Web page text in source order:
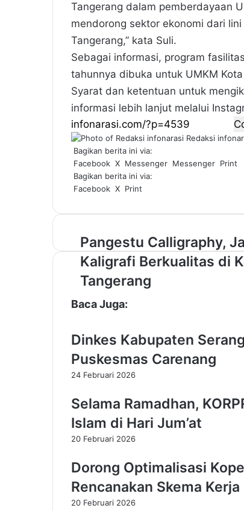
Tangerang dalam pemberdayaan
mendorong sektor ekonomi dari
Tangerang,” kata Suli.
Sebagai informasi, program
tahunnya dibuka untuk UMKM
Syarat dan ketentuan untuk
informasi lebih lanjut melalui
Redaksi
Bagikan berita ini via:
Facebook X Messenger Messenger Print
Bagikan berita ini via:
Facebook X Print
P
a
n
g
s
C
l
l
g
a
p
y
J
a
Pangestu Calligraphy,
Kaligrafi Berkualitas di
Tangerang
Baca Juga:
Dinkes Kabupaten
Puskesmas Carenang
24 Februari 2026
Selama Ramadhan,
Islam di Hari Jum’at
20 Februari 2026
Dorong Optimalisasi
Rencanakan Skema Kerja
20 Februari 2026